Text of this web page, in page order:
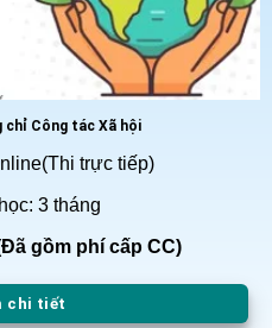
Công tác Xã hội
trực tiếp)
3 tháng
gồm phí cấp CC)
chi tiết